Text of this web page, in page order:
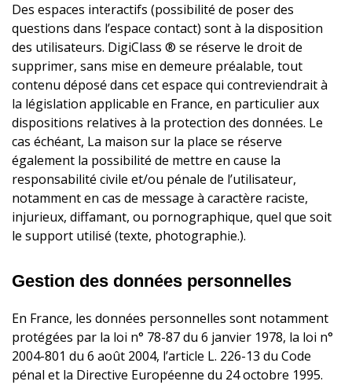
Des espaces interactifs (possibilité de poser des
questions dans l’espace contact) sont à la disposition
des utilisateurs. DigiClass ® se réserve le droit de
supprimer, sans mise en demeure préalable, tout
contenu déposé dans cet espace qui contreviendrait à
la législation applicable en France, en particulier aux
dispositions relatives à la protection des données. Le
cas échéant, La maison sur la place se réserve
également la possibilité de mettre en cause la
responsabilité civile et/ou pénale de l’utilisateur,
notamment en cas de message à caractère raciste,
injurieux, diffamant, ou pornographique, quel que soit
le support utilisé (texte, photographie.).
Gestion des données personnelles
En France, les données personnelles sont notamment
protégées par la loi n° 78-87 du 6 janvier 1978, la loi n°
2004-801 du 6 août 2004, l’article L. 226-13 du Code
pénal et la Directive Européenne du 24 octobre 1995.